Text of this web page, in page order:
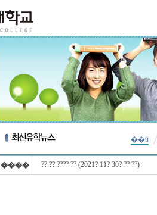
��ü
���� ?? ?? ???? ?? (2021? 11? 30? ?? ??)